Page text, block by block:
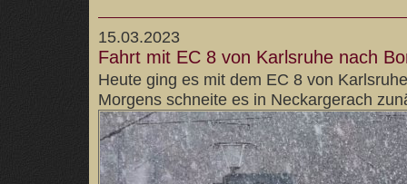
15.03.2023
Fahrt mit EC 8 von Karlsruhe nach
Heute ging es mit dem EC 8 von
Morgens schneite es in Neckargerach